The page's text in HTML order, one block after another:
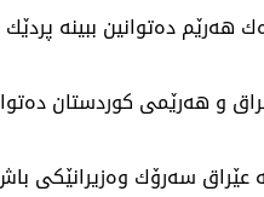
هه‌رێم ده‌توانین ببینه‌ پردێك
و هه‌رێمی‌ كوردستان
عێراق سه‌رۆك وه‌زیرانێكی‌